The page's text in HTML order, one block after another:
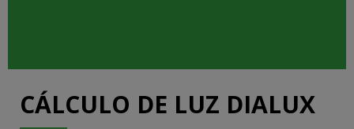
CÁLCULO DE LUZ DIALUX